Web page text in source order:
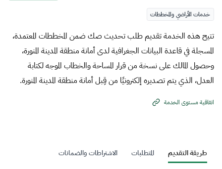
خدمات الأراضي والمخططات
تتيح هذه الخدمة تقديم طلب تحديث صك ضمن المخططات المعتمدة،
المسجلة في قاعدة البيانات الجغرافية لدى أمانة منطقة المدينة المنورة،
وحصول المالك على نسخة من قرار المساحة والخطاب الموجه لكتابة
العدل، الذي يتم تصديره إلكترونيًا من قِبل أمانة منطقة المدينة المنورة.
اتفاقية مستوى الخدمة
طريقة التقديم المتطلبات الاشتراطات والضمانات